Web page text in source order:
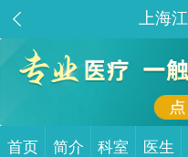
上海
首页 简介 科室 医生